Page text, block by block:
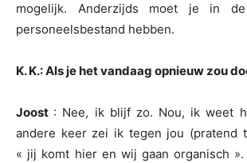
mogelijk. Anderzijds moet je in
personeelsbestand hebben.
K. K.: Als je het vandaag opnieuw zou
Joost : Nee, ik blijf zo. Nou, ik weet
andere keer zei ik tegen jou (pratend
« jij komt hier en wij gaan organisch